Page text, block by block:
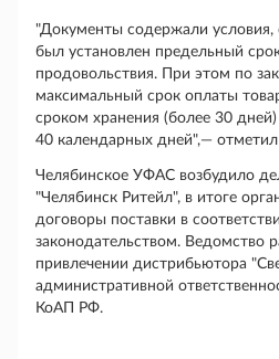
"Документы содержали условия,
был установлен предельный
продовольствия. При этом по
максимальный срок оплаты
сроком хранения (более 30
40 календарных дней",— отметил
Челябинское УФАС возбудило
"Челябинск Ритейл", в итоге
договоры поставки в
законодательством. Ведомство
привлечении дистрибьютора
административной
КоАП РФ.